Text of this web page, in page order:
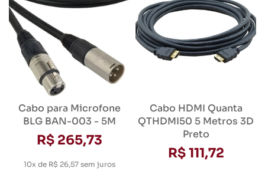
Cabo para Microfone
BLG BAN-003 - 5M
R$ 265,73
10x de R$ 26,57 sem juros
Cabo HDMI Quanta
QTHDMI50 5 Metros 3D
Preto
R$ 111,72